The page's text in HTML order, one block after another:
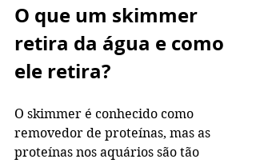
O que um skimmer
retira da água e como
ele retira?
O skimmer é conhecido como
removedor de proteínas, mas as
proteínas nos aquários são tão